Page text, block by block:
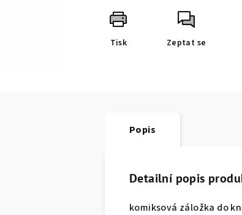
Tisk Zeptat se
Popis
Detailní popis
komiksová záložka do